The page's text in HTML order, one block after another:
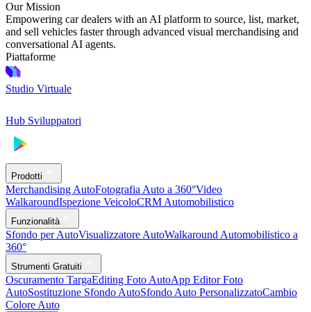
Our Mission
Empowering car dealers with an AI platform to source, list, market,
and sell vehicles faster through advanced visual merchandising and
conversational AI agents.
Piattaforme
Studio Virtuale
Hub Sviluppatori
Prodotti
Merchandising AutoFotografia Auto a 360°Video
WalkaroundIspezione VeicoloCRM Automobilistico
Funzionalità
Sfondo per AutoVisualizzatore AutoWalkaround Automobilistico a
360°
Strumenti Gratuiti
Oscuramento TargaEditing Foto AutoApp Editor Foto
AutoSostituzione Sfondo AutoSfondo Auto PersonalizzatoCambio
Colore Auto